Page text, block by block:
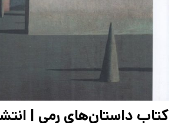
کتاب داستان‌های رمی |